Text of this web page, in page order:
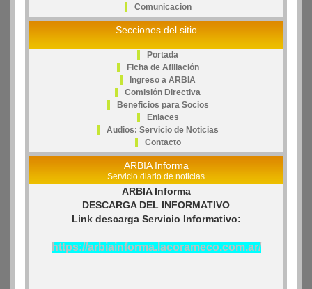
Comunicacion
Secciones del sitio
Portada
Ficha de Afiliación
Ingreso a ARBIA
Comisión Directiva
Beneficios para Socios
Enlaces
Audios: Servicio de Noticias
Contacto
ARBIA Informa
Servicio diario de noticias
ARBIA Informa
DESCARGA DEL INFORMATIVO
Link descarga Servicio Informativo:
https://arbiainforma.lacorameco.com.ar/